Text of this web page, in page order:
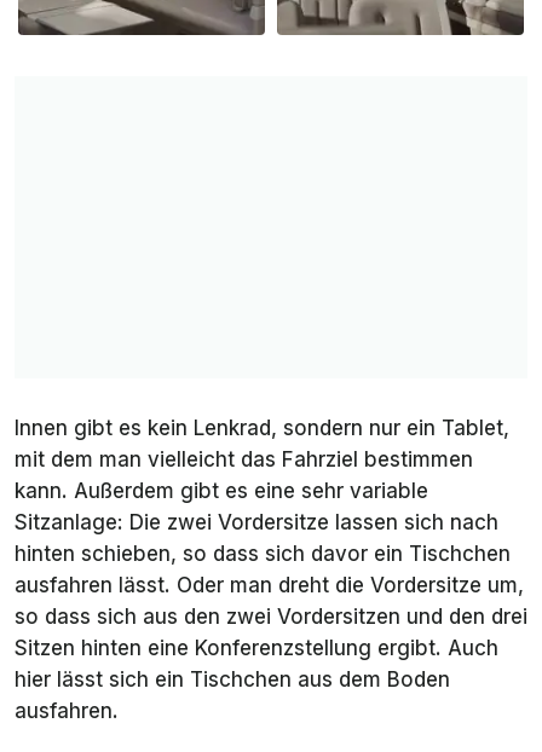
Innen gibt es kein Lenkrad, sondern nur ein Tablet,
mit dem man vielleicht das Fahrziel bestimmen
kann. Außerdem gibt es eine sehr variable
Sitzanlage: Die zwei Vordersitze lassen sich nach
hinten schieben, so dass sich davor ein Tischchen
ausfahren lässt. Oder man dreht die Vordersitze um,
so dass sich aus den zwei Vordersitzen und den drei
Sitzen hinten eine Konferenzstellung ergibt. Auch
hier lässt sich ein Tischchen aus dem Boden
ausfahren.